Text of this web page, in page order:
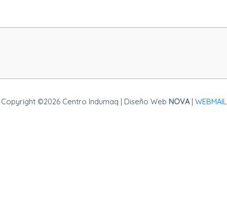
Copyright ©2026 Centro Indumaq | Diseño Web NOVA | WEBMAIL